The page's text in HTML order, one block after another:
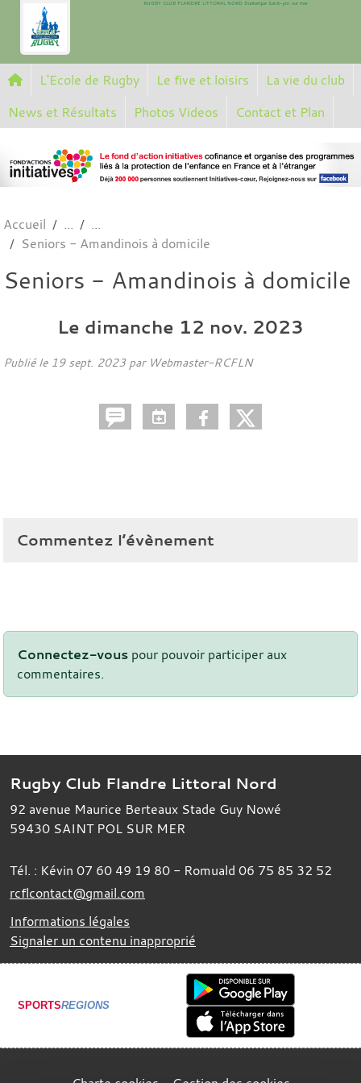
RUGBY CLUB FLANDRE LITTORAL NORD Dunkerque Saint-pol sur mer
L'Ecole de Rugby Le five et loisirs
La vie du club
News et Résultats
Photos Videos Contact et Plan
Accueil
Seniors - Amandinois à domicile
Seniors - Amandinois à domicile
Le dimanche 12 nov. 2023
Publié le 19 sept. 2023par Webmaster-RCFLN
Commentez l’évènement
Connectez-vous pour pouvoir participer aux
commentaires.
Rugby Club Flandre Littoral Nord
92 avenue Maurice Berteaux Stade Guy Nowé
59430 SAINT POL SUR MER
Tél. : Kévin 07 60 49 19 80 - Romuald 06 75 85 32 52
rcflcontact@gmail.com
Informations légales
Signaler un contenu inapproprié
SPORTSREGIONS
Panneau de gestion des cookies